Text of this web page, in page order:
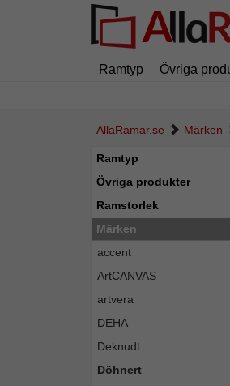
Ramtyp Övriga
AllaRamar.se Märken
Ramtyp
Övriga produkter
Ramstorlek
Märken
accent
ArtCANVAS
artvera
DEHA
Deknudt
Döhnert